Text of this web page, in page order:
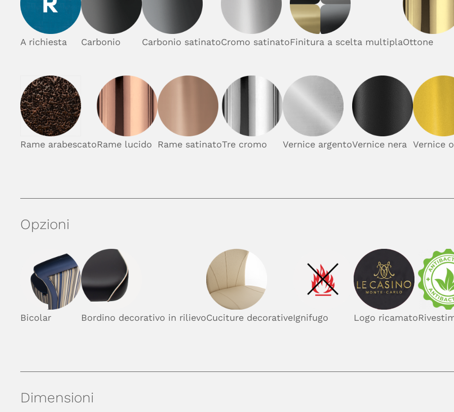
A richiesta Carbonio Carbonio satinatoCromo satinatoFinitura a scelta multiplaOttone
Rame arabescatoRame lucido Rame satinatoTre cromo Vernice argentoVernice nera Vernice
Opzioni
Bicolar Bordino decorativo in rilievoCuciture decorativeIgnifugo Logo ricamato
Dimensioni